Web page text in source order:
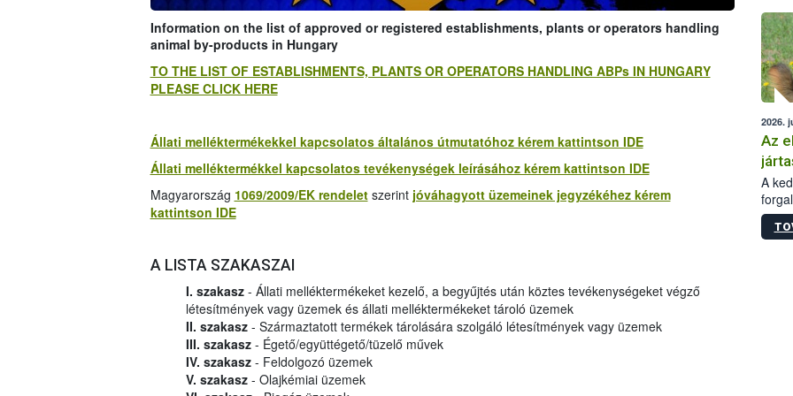
Information on the list of approved or registered establishments, plants or operators handling
animal by-products in Hungary
TO THE LIST OF ESTABLISHMENTS, PLANTS OR OPERATORS HANDLING ABPs IN HUNGARY
PLEASE CLICK HERE
Állati melléktermékekkel kapcsolatos általános útmutatóhoz kérem kattintson IDE
Állati melléktermékkel kapcsolatos tevékenységek leírásához kérem kattintson IDE
Magyarország 1069/2009/EK rendeletszerint jóváhagyott üzemeinek jegyzékéhez kérem
kattintson IDE
A LISTA SZAKASZAI
I. szakasz - Állati melléktermékeket kezelő, a begyűjtés után köztes tevékenységeket végző
létesítmények vagy üzemek és állati melléktermékeket tároló üzemek
II. szakasz - Származtatott termékek tárolására szolgáló létesítmények vagy üzemek
III. szakasz- Égető/együttégető/tüzelő művek
IV. szakasz- Feldolgozó üzemek
V. szakasz- Olajkémiai üzemek
2026.
Az
A